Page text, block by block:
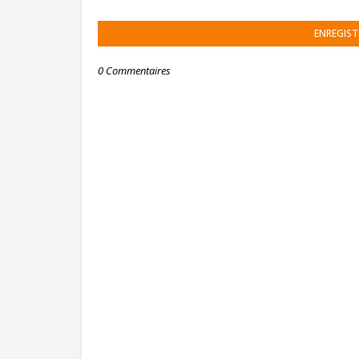
0 Commentaires